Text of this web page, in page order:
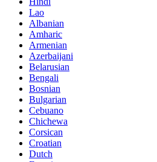
Lao
Albanian
Amharic
Armenian
Azerbaijani
Belarusian
Bengali
Bosnian
Bulgarian
Cebuano
Chichewa
Corsican
Croatian
Dutch